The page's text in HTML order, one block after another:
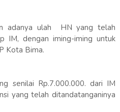
adanya ulah HN yang telah
IM, dengan iming-iming untuk
Kota Bima.
senilai Rp.7.000.000. dari IM
yang telah ditandatanganinya